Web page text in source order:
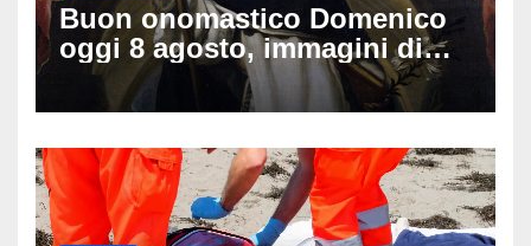
Buon onomastico Domenico
oggi 8 agosto, immagini di
auguri da condividere